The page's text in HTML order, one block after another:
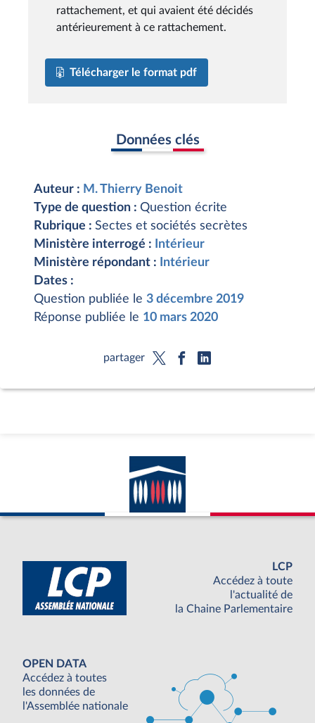
rattachement, et qui avaient été décidés
antérieurement à ce rattachement.
Télécharger le format pdf
Données clés
Auteur : M. Thierry Benoit
Type de question : Question écrite
Rubrique : Sectes et sociétés secrètes
Ministère interrogé :
Intérieur
Ministère répondant :
Intérieur
Dates :
Question publiée le 3 décembre 2019
Réponse publiée le 10 mars 2020
partager
LCP
Accédez à toute
l'actualité de
la Chaine Parlementaire
OPEN DATA
Accédez à toutes
les données de
l'Assemblée nationale